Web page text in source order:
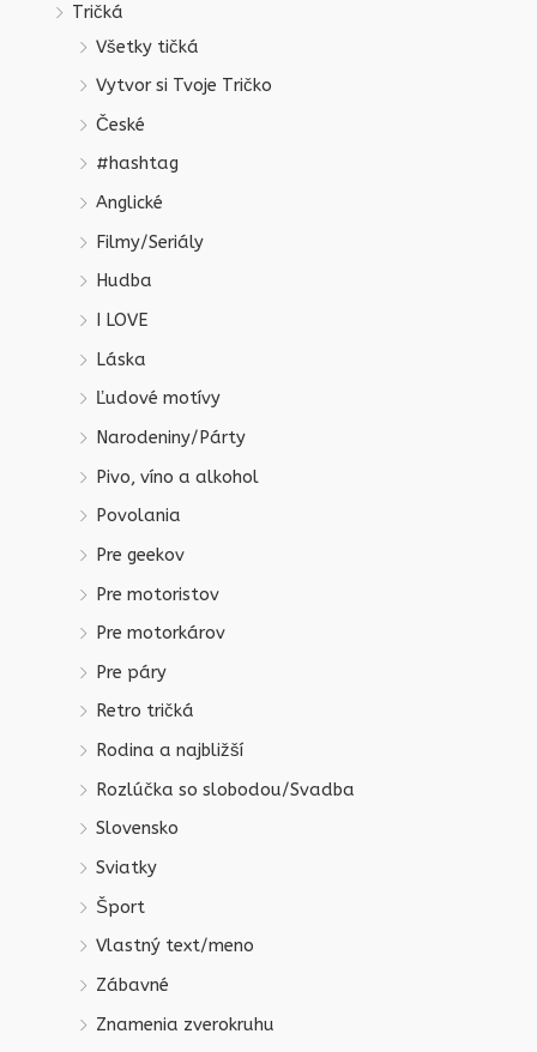
Tričká
Všetky tičká
Vytvor si Tvoje Tričko
České
#hashtag
Anglické
Filmy/Seriály
Hudba
I LOVE
Láska
Ľudové motívy
Narodeniny/Párty
Pivo, víno a alkohol
Povolania
Pre geekov
Pre motoristov
Pre motorkárov
Pre páry
Retro tričká
Rodina a najbližší
Rozlúčka so slobodou/Svadba
Slovensko
Sviatky
Šport
Vlastný text/meno
Zábavné
Znamenia zverokruhu